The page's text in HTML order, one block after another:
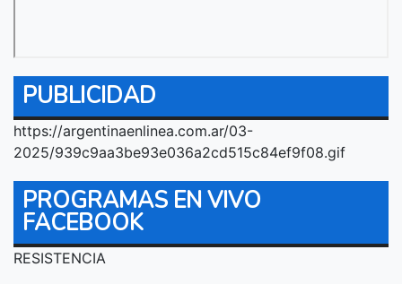
PUBLICIDAD
https://argentinaenlinea.com.ar/03-
2025/939c9aa3be93e036a2cd515c84ef9f08.gif
PROGRAMAS EN VIVO
FACEBOOK
RESISTENCIA